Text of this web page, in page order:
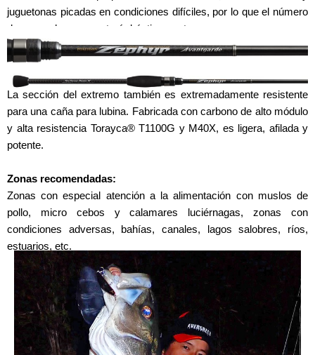
juguetonas picadas en condiciones difíciles, por lo que el número
de enganches aumentará drásticamente.
La sección del extremo también es extremadamente resistente
para una caña para lubina. Fabricada con carbono de alto módulo
y alta resistencia Torayca® T1100G y M40X, es ligera, afilada y
potente.
Zonas recomendadas:
Zonas con especial atención a la alimentación con muslos de
pollo, micro cebos y calamares luciérnagas, zonas con
condiciones adversas, bahías, canales, lagos salobres, ríos,
estuarios, etc.